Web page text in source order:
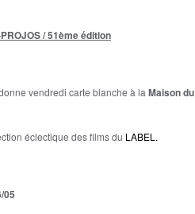
/ 51ème édition
vendredi carte blanche à la Maison du
éclectique des films du LABEL .
05